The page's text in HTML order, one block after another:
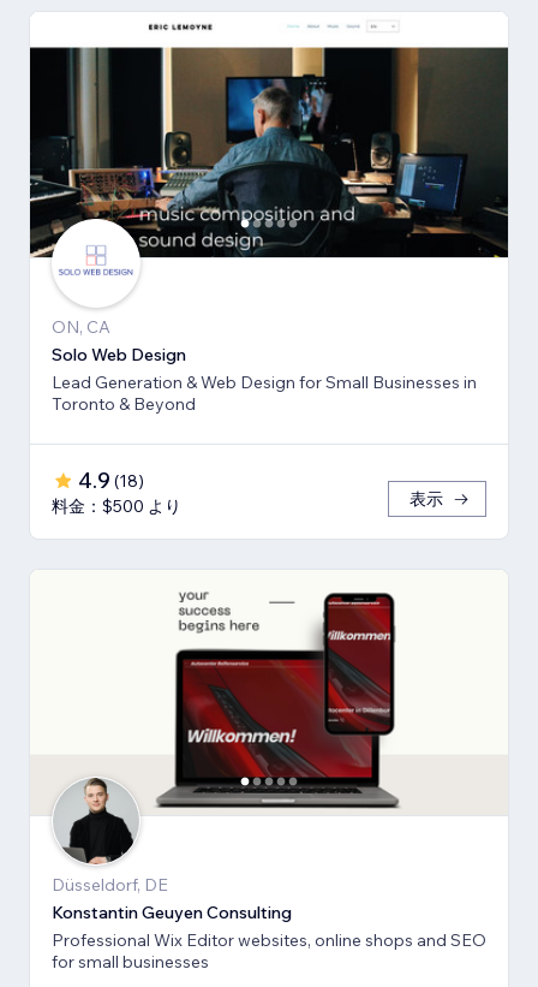
ON, CA
Solo Web Design
Lead Generation & Web Design for Small Businesses in
Toronto & Beyond
4.9 (18)
料金：$500 より
表示
Düsseldorf, DE
Konstantin Geuyen Consulting
Professional Wix Editor websites, online shops and SEO
for small businesses